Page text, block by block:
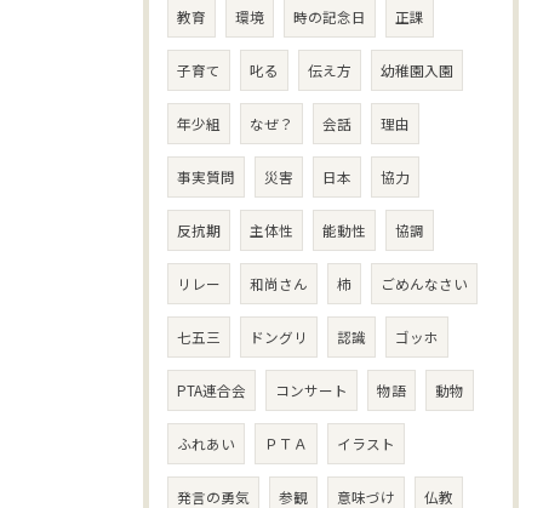
教育 環境 時の記念日 正課
子育て 叱る 伝え方 幼稚園入園
年少組 なぜ？ 会話 理由
事実質問 災害 日本 協力
反抗期 主体性 能動性 協調
リレー 和尚さん 柿 ごめんなさい
七五三 ドングリ 認識 ゴッホ
PTA連合会 コンサート 物語 動物
ふれあい ＰＴＡ イラスト
発言の勇気 参観 意味づけ 仏教